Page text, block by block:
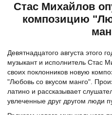
Стас Михайлов
композицию
Девятнадцатого августа этого
музыкант и исполнитель Стас
своих поклонников новую
"Любовь со вкусом манго".
латино и рассказывает
увлеченные друг другом люди